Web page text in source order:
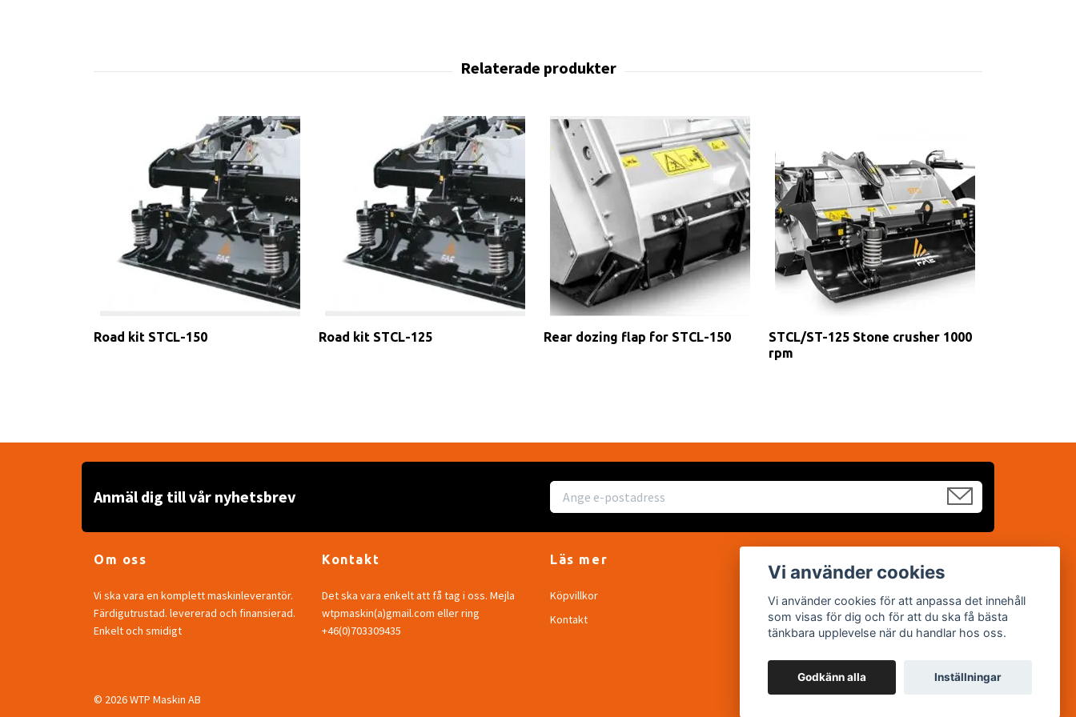
Road kit STCL-150 Road kit STCL-125 Rear dozing flap for STCL-150
STCL/ST-125 Stone crusher 1000
rpm
Anmäl dig till vår nyhetsbrev
Om oss
Vi ska vara en komplett maskinleverantör.
Färdigutrustad. levererad och finansierad.
Enkelt och smidigt
Kontakt
Det ska vara enkelt att få tag i oss. Mejla
wtpmaskin(a)gmail.com eller ring
+46(0)703309435
Läs mer
Köpvillkor
Kontakt
Facebook
YouTube
© 2026 WTP Maskin AB
Vi använder cookies
Vi använder cookies för att anpassa det innehåll
som visas för dig och för att du ska få bästa
tänkbara upplevelse när du handlar hos oss.
Godkänn alla Inställningar